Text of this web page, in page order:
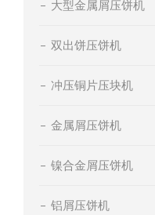
大型金属屑压饼机
双出饼压饼机
冲压铜片压块机
金属屑压饼机
镍合金屑压饼机
铝屑压饼机